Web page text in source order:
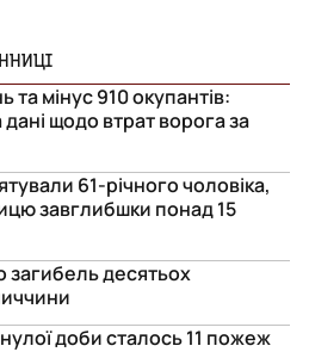
та мінус 910 окупантів:
щодо втрат ворога за
61-річного чоловіка,
завглибшки понад 15
загибель десятьох
доби сталось 11 пожеж